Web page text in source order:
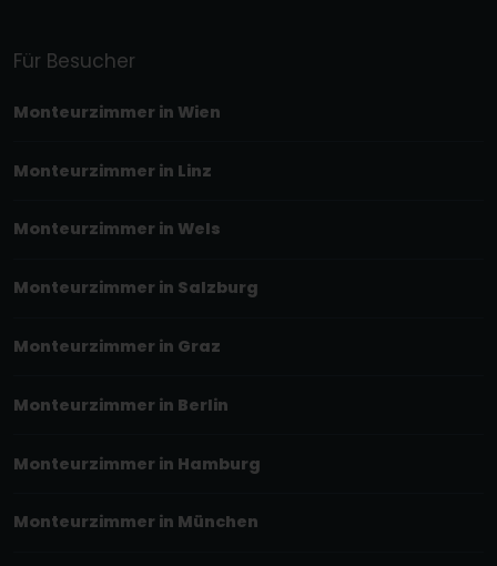
Für Besucher
Monteurzimmer in Wien
Monteurzimmer in Linz
Monteurzimmer in Wels
Monteurzimmer in Salzburg
Monteurzimmer in Graz
Monteurzimmer in Berlin
Monteurzimmer in Hamburg
Monteurzimmer in München